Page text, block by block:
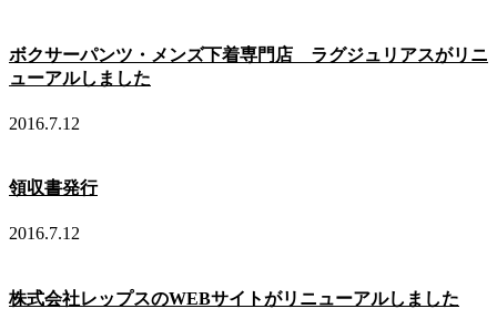
ボクサーパンツ・メンズ下着専門店 ラグジュリアスがリニ
ューアルしました
2016.7.12
領収書発行
2016.7.12
株式会社レップスのWEBサイトがリニューアルしました